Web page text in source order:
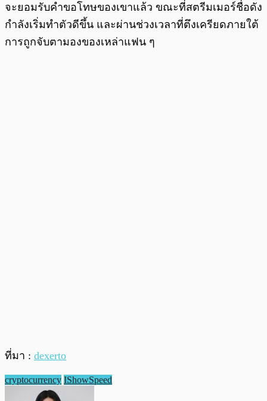
จะยอมรับคำขอโทษของเขาแล้ว ขณะที่สตรีมเมอร์ชื่อดัง
กำลังเริ่มทำตัวดีขึ้น และผ่านช่วงเวลาที่ตึงเครียดภายใต้
การถูกจับตามองของเหล่าแฟน ๆ
ที่มา : dexerto
cryptocurrency IShowSpeed